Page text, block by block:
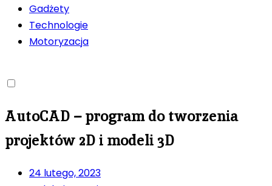
Gadżety
Technologie
Motoryzacja
AutoCAD – program do tworzenia
projektów 2D i modeli 3D
24 lutego, 2023